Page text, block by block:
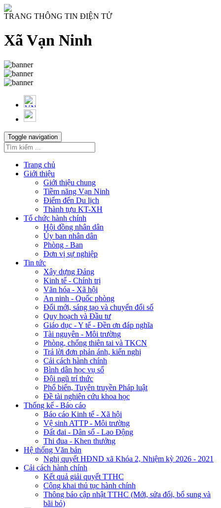
TRANG THÔNG TIN ĐIỆN TỬ
Xã Vạn Ninh
Toggle navigation
Trang chủ
Giới thiệu
Giới thiệu chung
Tiềm năng Vạn Ninh
Điểm đến Du lịch
Thành tựu KT-XH
Tổ chức hành chính
Hội đồng nhân dân
Ủy ban nhân dân
Phòng - Ban
Đơn vị sự nghiệp
Tin tức
Xây dựng Đảng
Kinh tế - Chính trị
Văn hóa - Xã hội
An ninh - Quốc phòng
Đổi mới, sáng tạo và chuyển đổi số
Quy hoạch và Đầu tư
Giáo dục - Y tế - Đền ơn đáp nghĩa
Tài nguyên - Môi trường
Phòng, chống thiên tai và TKCN
Trả lời đơn phản ánh, kiến nghị
Cải cách hành chính
Bình dân học vụ số
Đội ngũ trí thức
Phổ biến, Tuyên truyền Pháp luật
Đề tài nghiên cứu khoa học
Thống kế - Báo cáo
Báo cáo Kinh tế - Xã hội
Vệ sinh ATTP - Môi trường
Đất đai - Dân số - Lao Động
Thi đua - Khen thưởng
Hệ thống Văn bản
Nghị quyết HĐND xã Khóa 2, Nhiệm kỳ 2026 - 2021
Cải cách hành chính
Kết quả giải quyết TTHC
Công khai thủ tục hành chính
Thông báo cập nhật TTHC (Mới, sửa đổi, bổ sung và
bãi bỏ)